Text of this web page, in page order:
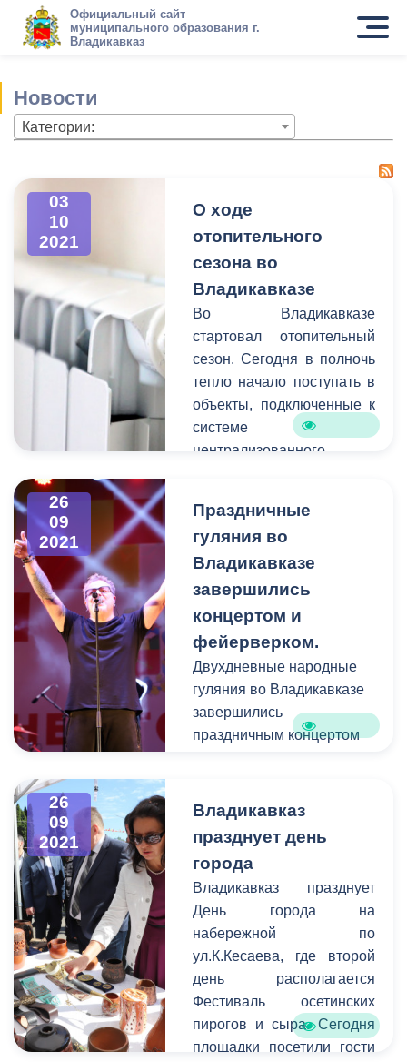
Официальный сайт
муниципального образования г.
Владикавказ
Новости
Категории:
03
10
2021
О ходе
отопительного
сезона во
Владикавказе
Во Владикавказе
стартовал отопительный
сезон. Сегодня в полночь
тепло начало поступать в
объекты, подключенные к
системе
централизованного
теплом полностью
обеспечены более 500
многоквартирных домов,
система продолжит
заполняться в течение
дня.
26
09
2021
Праздничные
гуляния во
Владикавказе
завершились
концертом и
фейерверком.
Двухдневные народные
гуляния во Владикавказе
завершились
праздничным концертом
собралось более 7 тысяч
сольным концертом
выступила Елена Газаева.
Приглашённой звездой в
этом году стал
популярный певец
Владимир Пресняков,
который исполнил
несколько своих хитов на
радость всем
26
09
2021
Владикавказ
празднует день
города
Владикавказ празднует
День города на
набережной по
ул.К.Кесаева, где второй
день располагается
Фестиваль осетинских
пирогов и сыра. Сегодня
площадки посетили гости